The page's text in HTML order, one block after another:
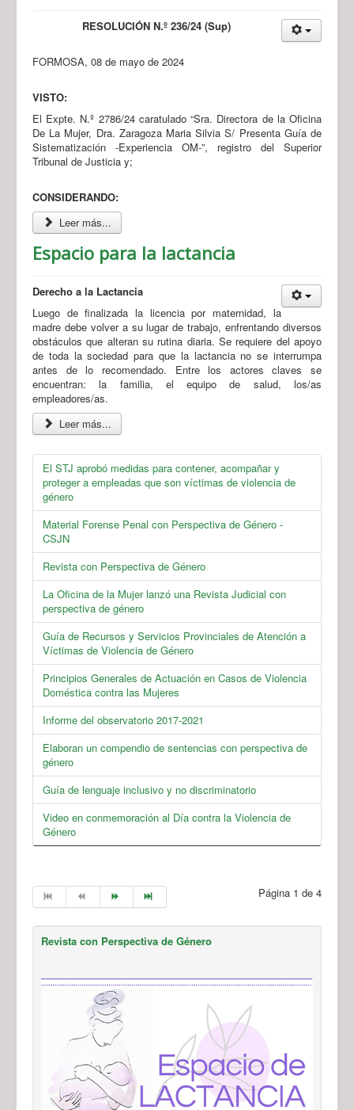
RESOLUCIÓN N.º 236/24 (Sup)
FORMOSA, 08 de mayo de 2024
VISTO:
El Expte. N.º 2786/24 caratulado “Sra. Directora de la Oficina
De La Mujer, Dra. Zaragoza Maria Silvia S/ Presenta Guía de
Sistematización -Experiencia OM-”, registro del Superior
Tribunal de Justicia y;
CONSIDERANDO:
Leer más...
Espacio para la lactancia
Derecho a la Lactancia
Luego de finalizada la licencia por maternidad, la
madre debe volver a su lugar de trabajo, enfrentando diversos
obstáculos que alteran su rutina diaria. Se requiere del apoyo
de toda la sociedad para que la lactancia no se interrumpa
antes de lo recomendado. Entre los actores claves se
encuentran: la familia, el equipo de salud, los/as
empleadores/as.
Leer más...
El STJ aprobó medidas para contener, acompañar y
proteger a empleadas que son víctimas de violencia de
género
Material Forense Penal con Perspectiva de Género -
CSJN
Revista con Perspectiva de Género
La Oficina de la Mujer lanzó una Revista Judicial con
perspectiva de género
Guía de Recursos y Servicios Provinciales de Atención a
Víctimas de Violencia de Género
Principios Generales de Actuación en Casos de Violencia
Doméstica contra las Mujeres
Informe del observatorio 2017-2021
Elaboran un compendio de sentencias con perspectiva de
género
Guía de lenguaje inclusivo y no discriminatorio
Video en conmemoración al Día contra la Violencia de
Género
Página 1 de 4
Revista con Perspectiva de Género